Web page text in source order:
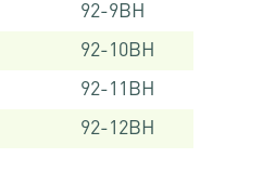
92-9BH
92-10BH
92-11BH
92-12BH